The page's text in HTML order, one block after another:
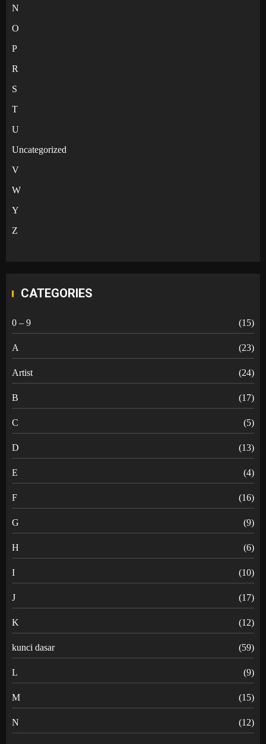
N
O
P
R
S
T
U
Uncategorized
V
W
Y
Z
CATEGORIES
0 – 9 (15)
A (23)
Artist (24)
B (17)
C (5)
D (13)
E (4)
F (16)
G (9)
H (6)
I (10)
J (17)
K (12)
kunci dasar (59)
L (9)
M (15)
N (12)